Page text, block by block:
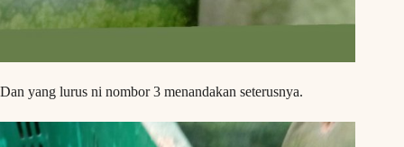
Dan yang lurus ni nombor 3 menandakan seterusnya.